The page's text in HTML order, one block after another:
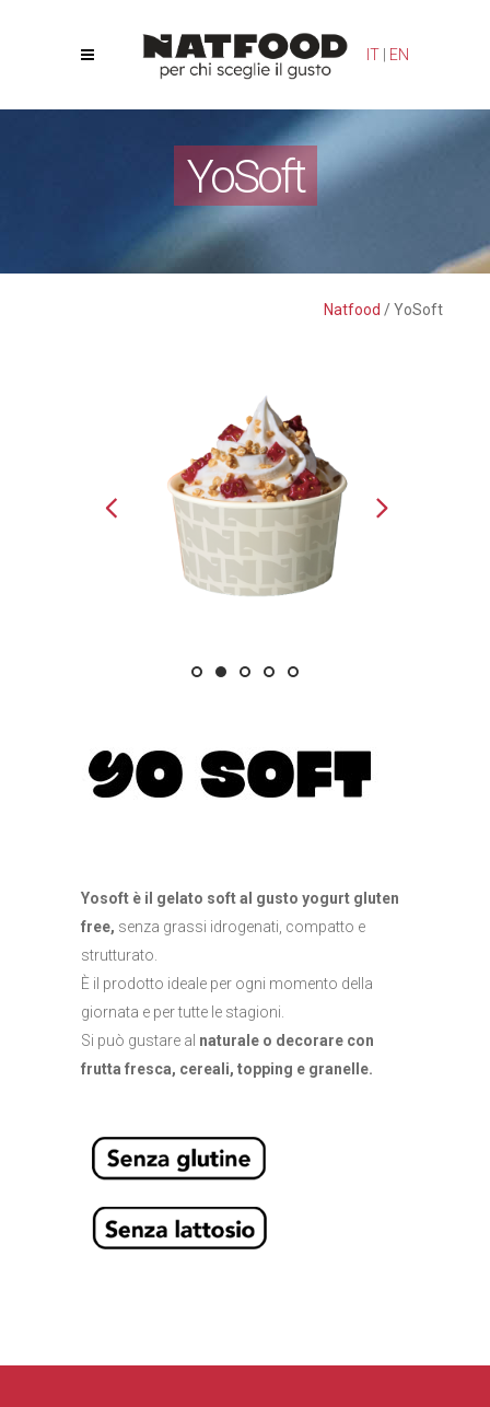
IT EN
YoSoft
Natfood /YoSoft
Yosoft è il gelato soft al gusto yogurt gluten
free, senza grassi idrogenati, compatto e
strutturato.
È il prodotto ideale per ogni momento della
giornata e per tutte le stagioni.
Si può gustare al naturale o decorare con
frutta fresca, cereali, topping e granelle.
Le tue preferenze relative alla privacy